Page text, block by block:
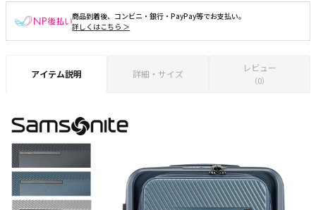
商品到着後、コンビニ・銀行・PayPay等でお支払い。
詳しくはこちら ＞
アイテム説明 詳細・サイズ
レビュー
（0）